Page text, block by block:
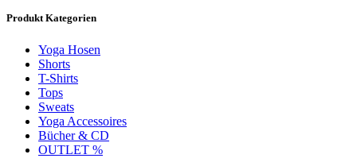
Produkt Kategorien
Yoga Hosen
Shorts
T-Shirts
Tops
Sweats
Yoga Accessoires
Bücher & CD
OUTLET %